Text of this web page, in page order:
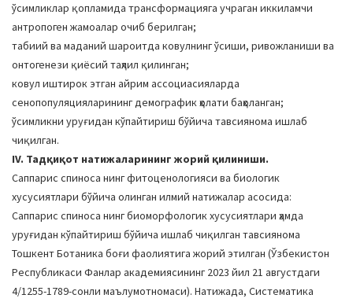
ўсимликлар қопламида трансформацияга учраган иккиламчи
антропоген жамоалар очиб берилган;
табиий ва маданий шароитда ковулнинг ўсиши, ривожланиши ва
онтогенези қиёсий таҳлил қилинган;
ковул иштирок этган айрим ассоциасияларда
сенопопуляцияларининг демографик ҳолати баҳоланган;
ўсимликни уруғидан кўпайтириш бўйича тавсиянома ишлаб
чиқилган.
IV. Тадқиқот натижаларининг жорий қилиниши.
Cаппарис спиноса нинг фитоценологияси ва биологик
хусусиятлари бўйича олинган илмий натижалар асосида:
Cаппарис спиноса нинг биоморфологик хусусиятлари ҳамда
уруғидан кўпайтириш бўйича ишлаб чиқилган тавсиянома
Тошкент Ботаника боғи фаолиятига жорий этилган (Ўзбекистон
Республикаси Фанлар академиясининг 2023 йил 21 августдаги
4/1255-1789-сонли маълумотномаси). Натижада, Систематика